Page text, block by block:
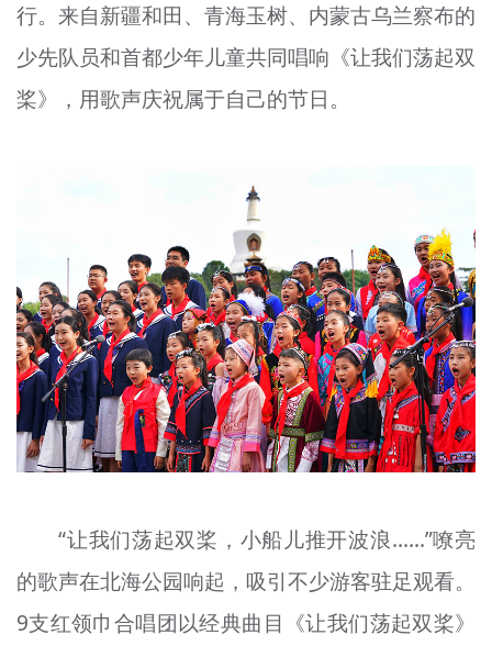
行。来自新疆和田、青海玉树、内蒙古乌兰察布的
少先队员和首都少年儿童共同唱响《让我们荡起双
桨》，用歌声庆祝属于自己的节日。
“让我们荡起双桨，小船儿推开波浪……”嘹亮
的歌声在北海公园响起，吸引不少游客驻足观看。
9支红领巾合唱团以经典曲目《让我们荡起双桨》